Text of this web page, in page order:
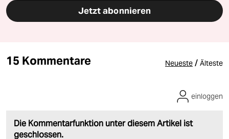
Jetzt abonnieren
15 Kommentare Neueste / Älteste
Die Kommentarfunktion unter diesem Artikel ist
geschlossen.
einloggen